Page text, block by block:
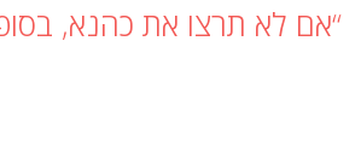
“אם לא תרצו את כהנא,